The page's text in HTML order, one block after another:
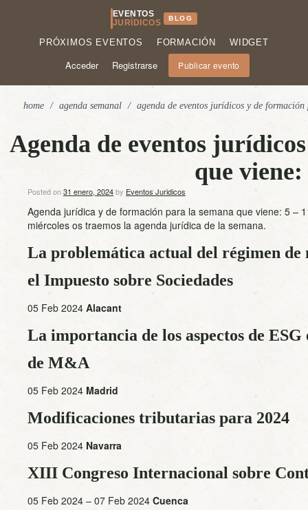
EVENTOS
JURÍDICOS
BLOG
PRÓXIMOS EVENTOS FORMACIÓN WIDGET
Acceder Registrarse Publicar evento
home / agenda semanal / agenda de eventos jurídicos y de
Agenda de eventos
que
Posted on31 enero, 2024by Eventos Juridicos
Agenda jurídica y de formación para la semana que viene: 5 –
miércoles os traemos la agenda jurídica de la semana.
La problemática actual del régimen
el Impuesto sobre Sociedades
05 Feb 2024 Alacant
La importancia de los aspectos de ESG
de M&A
05 Feb 2024 Madrid
Modificaciones tributarias para 2024
05 Feb 2024 Navarra
XIII Congreso Internacional sobre
05 Feb 2024 – 07 Feb 2024 Cuenca